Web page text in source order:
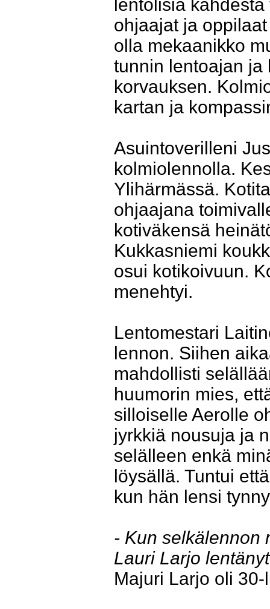
lentolisiä
ohjaajat ja
olla mekaanikko
tunnin lentoajan ja
korvauksen.
kartan ja
Asuintoverilleni
kolmiolennolla.
Ylihärmässä.
ohjaajana
kotiväkensä
Kukkasniemi
osui kotikoivuun.
menehtyi.
Lentomestari
lennon. Siihen
mahdollisti
huumorin mies,
silloiselle Aerolle
jyrkkiä nousuja ja
selälleen enkä
löysällä. Tuntui
kun hän lensi
- Kun selkälennon
Lauri Larjo
Majuri Larjo oli